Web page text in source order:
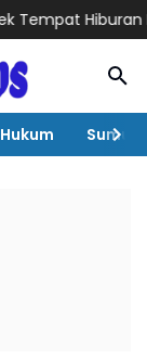
Hiburan Malam
Hukum Sumut